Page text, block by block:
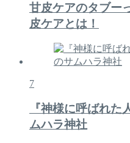
甘皮ケアのタブー
皮ケアとは！
7
『神様に呼ばれ
ムハラ神社